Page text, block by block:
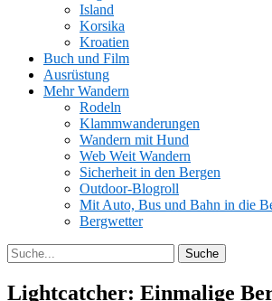
Island
Korsika
Kroatien
Buch und Film
Ausrüstung
Mehr Wandern
Rodeln
Klammwanderungen
Wandern mit Hund
Web Weit Wandern
Sicherheit in den Bergen
Outdoor-Blogroll
Mit Auto, Bus und Bahn in die
Bergwetter
Lightcatcher: Einmalige